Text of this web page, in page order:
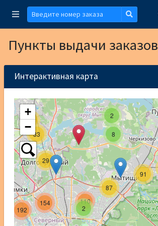
Пункты выдачи заказов
Интерактивная карта
2
38
8
91
29
110
192
154
33
2
87
+
−